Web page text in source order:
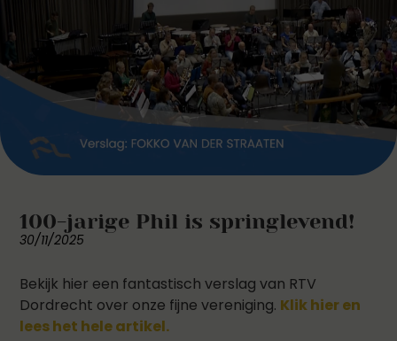
100-jarige Phil is springlevend!
30/11/2025
Bekijk hier een fantastisch verslag van RTV
Dordrecht over onze fijne vereniging. Klik hier en
lees het hele artikel.